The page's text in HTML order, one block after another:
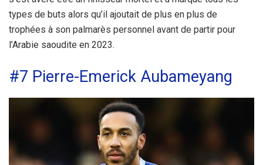
types de buts alors qu’il ajoutait de plus en plus de
trophées à son palmarès personnel avant de partir pour
l’Arabie saoudite en 2023.
#7 Pierre-Emerick Aubameyang